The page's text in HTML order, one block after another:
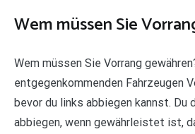
Wem müssen Sie
Wem müssen Sie Vorrang
entgegenkommenden Fahrzeugen
bevor du links abbiegen kannst. Du
abbiegen, wenn gewährleistet ist,